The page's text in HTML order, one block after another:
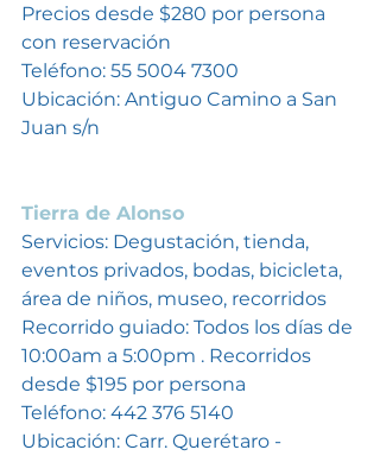
Precios desde $280 por persona
con reservación
Teléfono: 55 5004 7300
Ubicación: Antiguo Camino a San
Juan s/n
Tierra de Alonso
Servicios: Degustación, tienda,
eventos privados, bodas, bicicleta,
área de niños, museo, recorridos
Recorrido guiado: Todos los días de
10:00am a 5:00pm . Recorridos
desde $195 por persona
Teléfono: 442 376 5140
Ubicación: Carr. Querétaro -